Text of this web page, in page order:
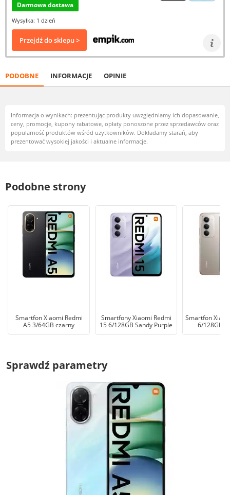
Darmowa dostawa
Wysyłka: 1 dzień
Przejdź do sklepu >
PODOBNE INFORMACJE OPINIE
Informacja o wynikach: prezentując produkty uwzględniamy ich dopasowanie,
ceny, promocje, kupony rabatowe, opłaty ponoszone przez sprzedawców oraz
popularność produktów wśród użytkowników. Dokładamy starań, aby
prezentować wysokiej jakości i aktualne informacje.
Podobne strony
Smartfon Xiaomi Redmi
A5 3/64GB czarny
Smartfony Xiaomi Redmi
15 6/128GB Sandy Purple
Smartfon
6/128GB
Sprawdź parametry